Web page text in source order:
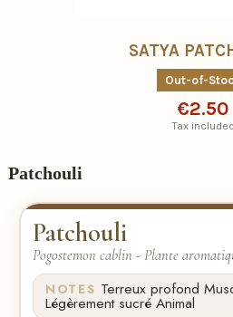
SATYA
Out-of-
€2.50
Tax included
Patchouli
Patchouli
Pogostemon cablin - Plante
NOTES Terreux profond·
Légèrement sucré·Animal